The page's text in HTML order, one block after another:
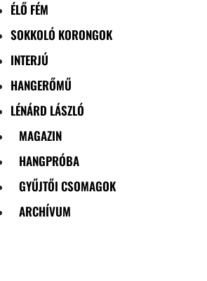
ÉLŐ FÉM
SOKKOLÓ KORONGOK
INTERJÚ
HANGERŐMŰ
LÉNÁRD LÁSZLÓ
MAGAZIN
HANGPRÓBA
GYŰJTŐI CSOMAGOK
ARCHÍVUM